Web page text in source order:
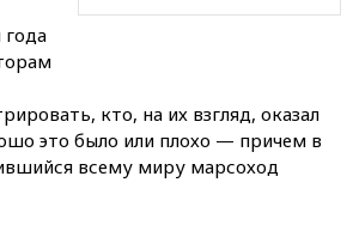
17:43«Тиса» выдвинула экс-
16:50 Politico: «Газовая
авантюра Германии ставит под
угрозу европейскую зиму»
кто, на их взгляд, оказал
это было или плохо — причем в
всему миру марсоход